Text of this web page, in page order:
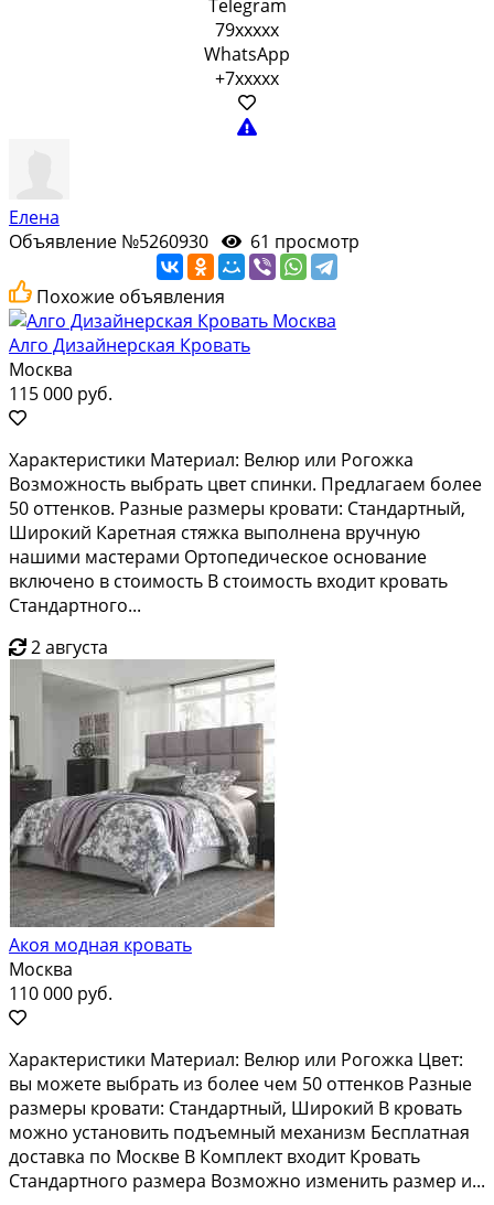
Telegram
79xxxxx
WhatsApp
+7xxxxx
Елена
Объявление №5260930
61 просмотр
Похожие объявления
Алго Дизайнерская Кровать
Москва
115 000 руб.
Характеристики Материал: Велюр или Рогожка
Возможность выбрать цвет спинки. Предлагаем более
50 оттенков. Разные размеры кровати: Стандартный,
Широкий Каретная стяжка выполнена вручную
нашими мастерами Ортопедическое основание
включено в стоимость В стоимость входит кровать
Стандартного...
2 августа
Акоя модная кровать
Москва
110 000 руб.
Характеристики Материал: Велюр или Рогожка Цвет:
вы можете выбрать из более чем 50 оттенков Разные
размеры кровати: Стандартный, Широкий В кровать
можно установить подъемный механизм Бесплатная
доставка по Москве В Комплект входит Кровать
Стандартного размера Возможно изменить размер и...